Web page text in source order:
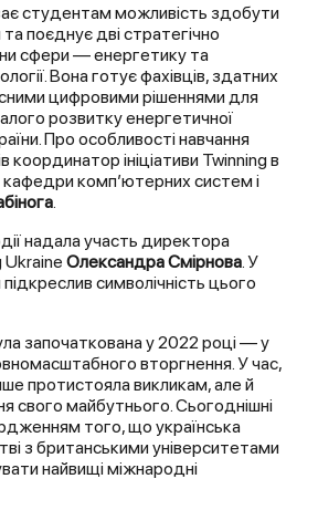
студентам можливість здобути
поєднує дві стратегічно
сфери — енергетику та
Вона готує фахівців, здатних
цифровими рішеннями для
розвитку енергетичної
Про особливості навчання
координатор ініціативи Twinning в
комп’ютерних систем і
.
надала участь директора
Ukraine Олександра Смірнова. У
підкреслив символічність цього
започаткована у 2022 році — у
вторгнення. У час,
протистояла викликам, але й
свого майбутнього. Сьогоднішні
того, що українська
з британськими університетами
найвищі міжнародні